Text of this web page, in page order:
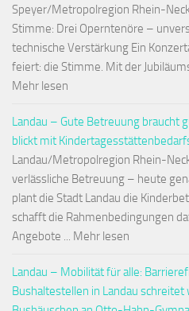
Speyer/Metropolregion Rhein-
Stimme: Drei Operntenöre –
technische Verstärkung Ein
feiert: die Stimme. Mit der
Mehr lesen
Landau – Gute Betreuung braucht
blickt mit
Landau/Metropolregion Rhein-
verlässliche Betreuung – heute
plant die Stadt Landau die
schafft die Rahmenbedingungen
Angebote ... Mehr lesen
Landau – Mobilität für alle:
Bushaltestellen in Landau